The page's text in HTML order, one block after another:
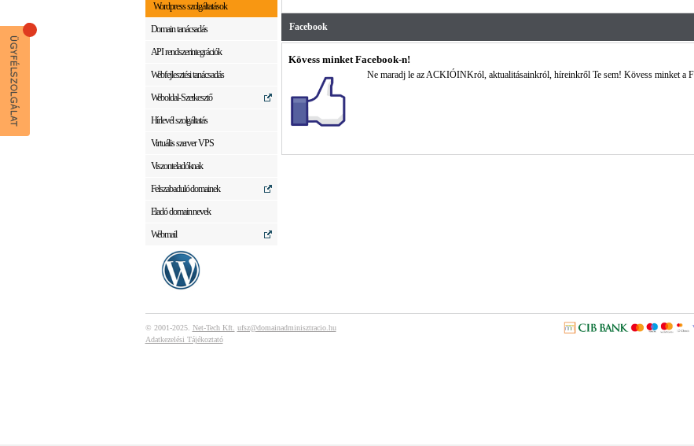
Wordpress szolgáltatások
Domain tanácsadás
API rendszerintegrációk
Webfejlesztési tanácsadás
Weboldal-Szerkesztő
Hírlevél szolgáltatás
Virtuális szerver VPS
Viszonteladóknak
Felszabaduló domainek
Eladó domain nevek
Webmail
Facebook
Kövess minket Facebook-n!
Ne maradj le az ACKIÓINKról, aktualitásainkról, híreinkről Te sem! Kövess minket a
© 2001-2025. Net-Tech Kft. ufsz@domainadminisztracio.hu
Adatkezelési Tájékoztató